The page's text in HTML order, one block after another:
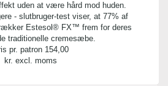
uden at være hård mod huden.
- slutbruger-test viser, at 77% af
Estesol® FX™ frem for deres
traditionelle cremesæbe.
pr. patron 154,00
kr. excl. moms